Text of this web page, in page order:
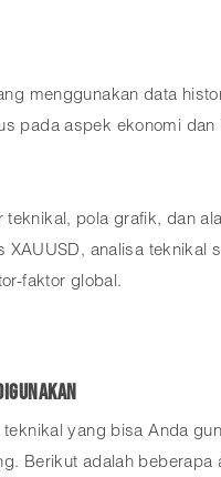
menggunakan data
pada aspek ekonomi
pola grafik, dan
analisa
faktor global.
yang bisa Anda
Berikut adalah